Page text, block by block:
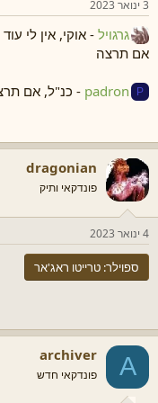
3 ינואר 2023
גרגויל - אוקי, אין לי
אם תרצה
P
padron - כנ"ל, אם
dragonian
פונדקאי ותיק
4 ינואר 2023
ספוילר: טרייטו ראג'אר
A
archiver
פונדקאי חדש